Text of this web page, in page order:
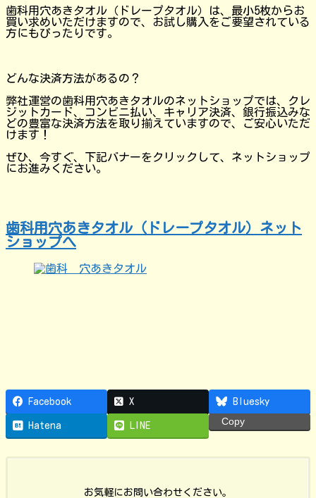
歯科用穴あきタオル（ドレープタオル）は、最小5枚からお
買い求めいただけますので、お試し購入をご要望されている
方にもぴったりです。
どんな決済方法があるの？
弊社運営の歯科用穴あきタオルのネットショップでは、クレ
ジットカード、コンビニ払い、キャリア決済、銀行振込みな
どの豊富な決済方法を取り揃えていますので、ご安心いただ
けます！
ぜひ、今すぐ、下記バナーをクリックして、ネットショップ
にお進みください。
歯科用穴あきタオル（ドレープタオル）ネット
ショップへ
Facebook X Bluesky
Hatena LINE Copy
お気軽にお問い合わせください。